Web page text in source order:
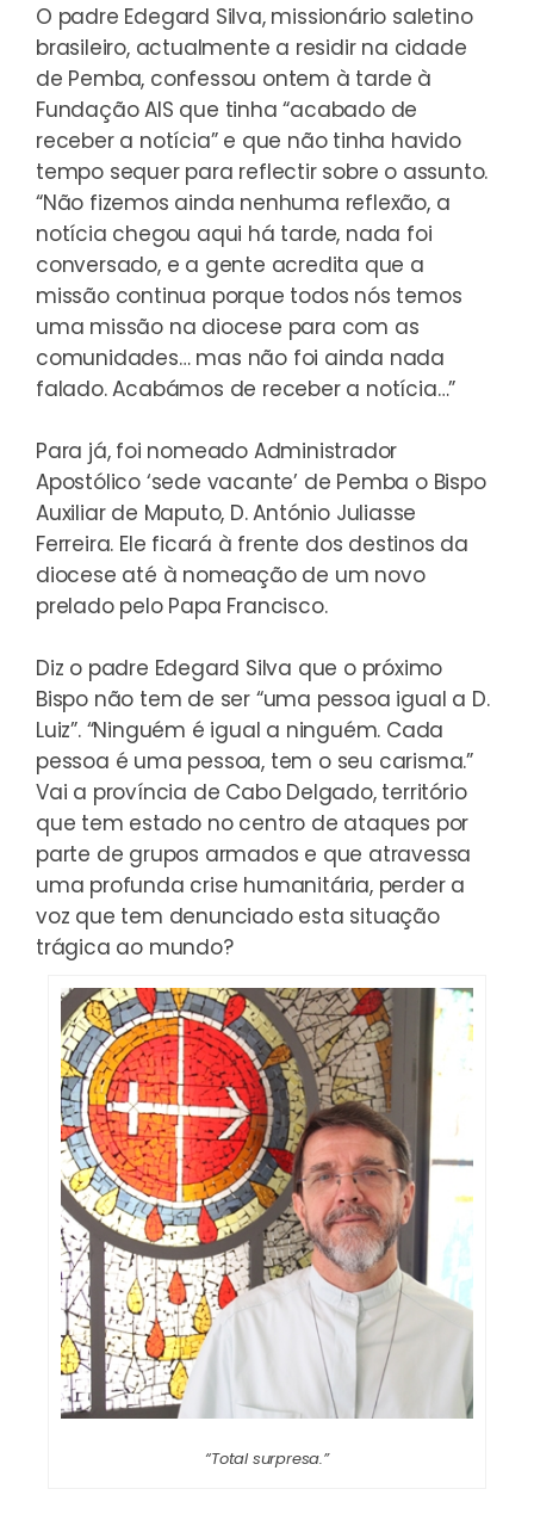
O padre Edegard Silva, missionário saletino
brasileiro, actualmente a residir na cidade
de Pemba, confessou ontem à tarde à
Fundação AIS que tinha “acabado de
receber a notícia” e que não tinha havido
tempo sequer para reflectir sobre o assunto.
“Não fizemos ainda nenhuma reflexão, a
notícia chegou aqui há tarde, nada foi
conversado, e a gente acredita que a
missão continua porque todos nós temos
uma missão na diocese para com as
comunidades… mas não foi ainda nada
falado. Acabámos de receber a notícia…”
Para já, foi nomeado Administrador
Apostólico ‘sede vacante’ de Pemba o Bispo
Auxiliar de Maputo, D. António Juliasse
Ferreira. Ele ficará à frente dos destinos da
diocese até à nomeação de um novo
prelado pelo Papa Francisco.
Diz o padre Edegard Silva que o próximo
Bispo não tem de ser “uma pessoa igual a D.
Luiz”. “Ninguém é igual a ninguém. Cada
pessoa é uma pessoa, tem o seu carisma.”
Vai a província de Cabo Delgado, território
que tem estado no centro de ataques por
parte de grupos armados e que atravessa
uma profunda crise humanitária, perder a
voz que tem denunciado esta situação
trágica ao mundo?
“Total surpresa.”